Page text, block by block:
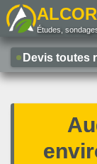
au
contenu
Études,
Devis toutes